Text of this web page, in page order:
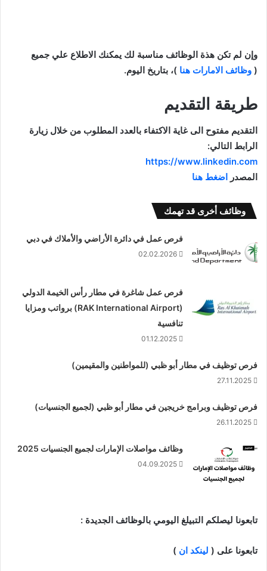
وإن لم تكن هذة الوظائف مناسبة لك يمكنك الاطلاع علي جميع
( وظائف الامارات هنا )، بتاريخ اليوم.
طريقة التقديم
التقديم مفتوح الى غاية الاكتفاء بالعدد المطلوب من خلال زيارة
الرابط التالي:
https://www.linkedin.com
ﺍﻟﻤﺼﺪﺭ
ﺍﺿﻐﻂ ﻫﻨﺎ
وظائف أخرى قد تهمك
فرص عمل في دائرة الأراضي والأملاك في دبي
02.02.2026
فرص عمل شاغرة في مطار رأس الخيمة الدولي
(RAK International Airport) برواتب ومزايا
تنافسية
01.12.2025
فرص توظيف في مطار أبو ظبي (للمواطنين والمقيمين)
27.11.2025
فرص توظيف وبرامج خريجين في مطار أبو ظبي (لجميع الجنسيات)
26.11.2025
وظائف مواصلات الإمارات لجميع الجنسيات 2025
04.09.2025
تابعونا ليصلكم التبيلغ اليومي بالوظائف الجديدة :
تابعونا على ( لينكد ان )